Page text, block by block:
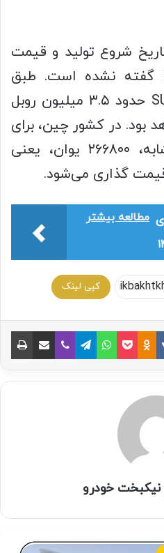
شروع تولید و قیمت
تقریبی Evolute i-JET گفته نشده است. طبق
شایعات، قیمت این SUV حدود ۳.۵ میلیون روبل
دلار خواهد بود. در کشور چین، برای
مدلی با مشخصات مشابه، ۲۶۶۸۰۰ یوان، یعنی
مطالعه بیشتر
کپی لینک
خودرو